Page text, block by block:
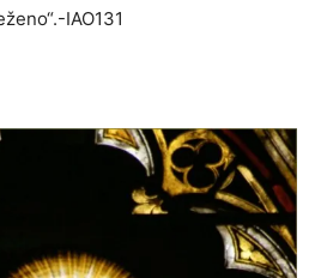
IAO131